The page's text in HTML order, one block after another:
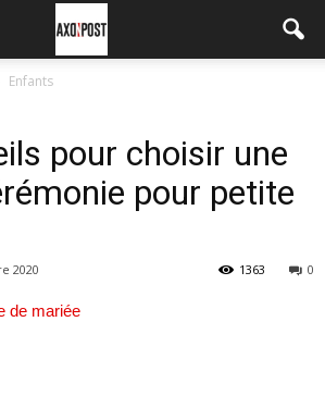
Enfants
pour choisir une
pour petite
2020 0
1363